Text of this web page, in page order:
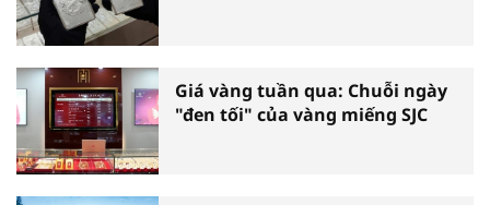
Giá vàng tuần qua: Chuỗi ngày
"đen tối" của vàng miếng SJC